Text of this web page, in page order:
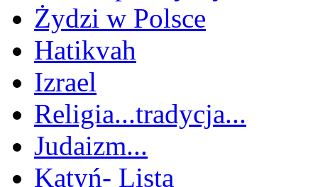
Żydzi w Polsce
Hatikvah
Izrael
Religia...tradycja...
Judaizm...
Katyń- Lista